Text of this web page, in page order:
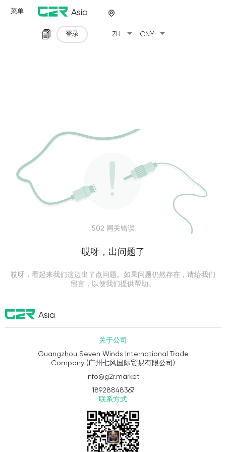
菜单 Asia
ZH arrow_drop_down CNY arrow_drop_down
登录
502 网关错误
哎呀，出问题了
哎呀，看起来我们这边出了点问题。如果问题仍然存在，请给我们
留言，以便我们提供帮助。
Asia
关于公司
Guangzhou Seven Winds International Trade
Company (广州七风国际贸易有限公司)
info@g2r.market
18928848367
联系方式